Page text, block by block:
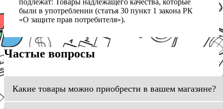
подлежат: Товары надлежащего качества, которые
были в употреблении (статья 30 пункт 1 закона РК
«О защите прав потребителя»).
Частые вопросы
Какие товары можно приобрести в вашем магазине?